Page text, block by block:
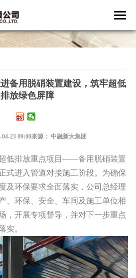
备用脱硝装置建设，筑牢超低
排放绿色屏障
04-23 09:00来源： 中融新大集团
排放重点项目——备用脱硝装置
式进入管道对接施工阶段。为确保
及环保要求全面落实，公司总经理
、环保、安全、车间及施工单位相
，开展专项督导，并对下一步重点
实。